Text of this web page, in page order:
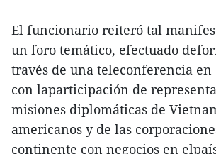
El funcionario reiteró tal
un foro temático, efectuado
través de una teleconferencia en
con laparticipación de
misiones diplomáticas de
americanos y de las
continente con negocios en